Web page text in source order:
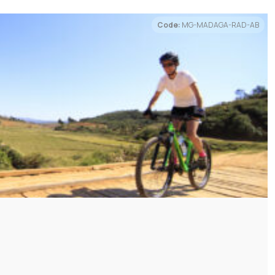
Hunde, etc.) sowie exkludierte Transport- und
notwendig ist, so ist diese unter Punkt
behalten wir uns vor die Reise bis zu dem
geplanten Reisetermin abzusagen. Wir empfehlen die
Frist vorzunehmen.
den tatsächlich zurückgelegten Kilometern abweichen
ist – soweit dieses für die Leistungserbringung
Reisepass. Für Bürger aus anderen Staaten
und durch kleinere Dörfer und Märkte nach Stams mit
Imst, dem „Meran Nordtirols“. Der Ort mit seinen
Spaziergang ein.
Transfer über den Fernpass. Es folgt eine
Code: MG-MADAGA-RAD-AB